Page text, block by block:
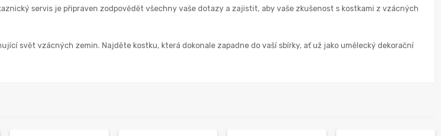
servis je připraven zodpovědět všechny vaše dotazy a zajistit, aby vaše zkušenost s kostkami z vzácných
svět vzácných zemin. Najděte kostku, která dokonale zapadne do vaší sbírky, ať už jako umělecký dekorační